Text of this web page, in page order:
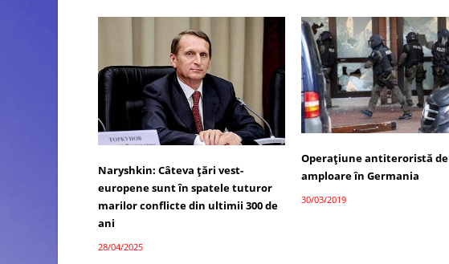
Naryshkin: Câteva țări vest-
europene sunt în spatele tuturor
marilor conflicte din ultimii 300 de
ani
28/04/2025
Operaţiune antiteroristă de
amploare în Germania
30/03/2019